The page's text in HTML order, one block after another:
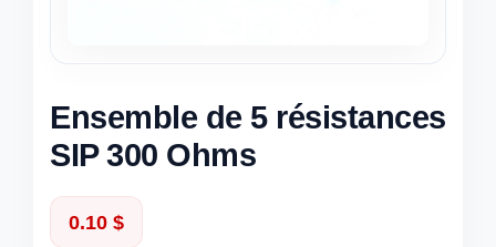
Ensemble de 5 résistances
SIP 300 Ohms
0.10 $